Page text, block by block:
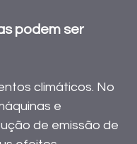
podem ser
climáticos. No
e
de emissão de